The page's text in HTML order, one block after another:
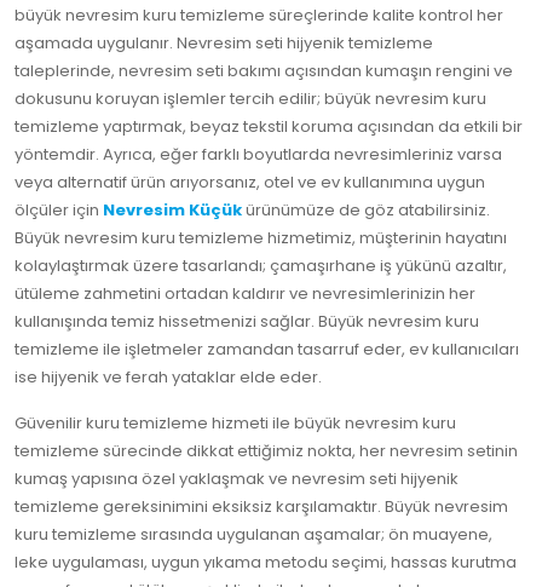
büyük nevresim kuru temizleme süreçlerinde kalite kontrol her
aşamada uygulanır. Nevresim seti hijyenik temizleme
taleplerinde, nevresim seti bakımı açısından kumaşın rengini ve
dokusunu koruyan işlemler tercih edilir; büyük nevresim kuru
temizleme yaptırmak, beyaz tekstil koruma açısından da etkili bir
yöntemdir. Ayrıca, eğer farklı boyutlarda nevresimleriniz varsa
veya alternatif ürün arıyorsanız, otel ve ev kullanımına uygun
ölçüler için Nevresim Küçükürünümüze de göz atabilirsiniz.
Büyük nevresim kuru temizleme hizmetimiz, müşterinin hayatını
kolaylaştırmak üzere tasarlandı; çamaşırhane iş yükünü azaltır,
ütüleme zahmetini ortadan kaldırır ve nevresimlerinizin her
kullanışında temiz hissetmenizi sağlar. Büyük nevresim kuru
temizleme ile işletmeler zamandan tasarruf eder, ev kullanıcıları
ise hijyenik ve ferah yataklar elde eder.
Güvenilir kuru temizleme hizmeti ile büyük nevresim kuru
temizleme sürecinde dikkat ettiğimiz nokta, her nevresim setinin
kumaş yapısına özel yaklaşmak ve nevresim seti hijyenik
temizleme gereksinimini eksiksiz karşılamaktır. Büyük nevresim
kuru temizleme sırasında uygulanan aşamalar; ön muayene,
leke uygulaması, uygun yıkama metodu seçimi, hassas kurutma